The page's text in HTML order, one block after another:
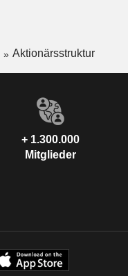
Aktionärsstruktur
+ 1.300.000
Mitglieder